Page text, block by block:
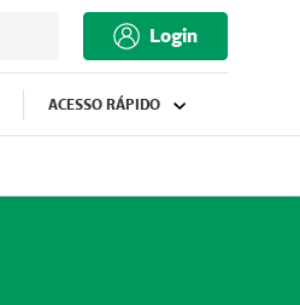
Login
ACESSO RÁPIDO